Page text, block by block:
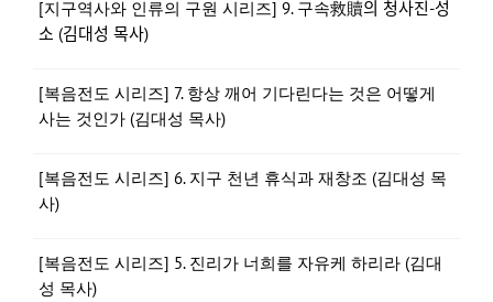
[지구역사와 인류의 구원 시리즈] 9. 구속救贖의 청사진-성
소 (김대성 목사)
[복음전도 시리즈] 7. 항상 깨어 기다린다는 것은 어떻게
사는 것인가 (김대성 목사)
[복음전도 시리즈] 6. 지구 천년 휴식과 재창조 (김대성 목
사)
[복음전도 시리즈] 5. 진리가 너희를 자유케 하리라 (김대
성 목사)